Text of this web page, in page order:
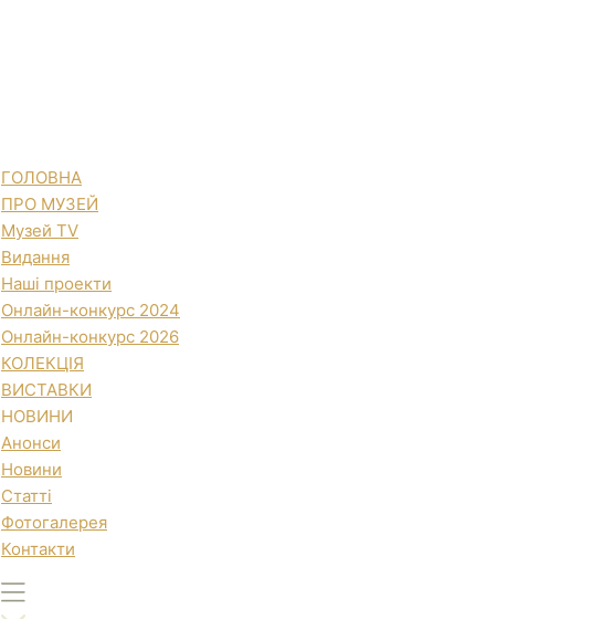
ГОЛОВНА
ПРО МУЗЕЙ
Музей TV
Видання
Наші проекти
Онлайн-конкурс 2024
Онлайн-конкурс 2026
КОЛЕКЦІЯ
ВИСТАВКИ
НОВИНИ
Анонси
Новини
Статті
Фотогалерея
Контакти